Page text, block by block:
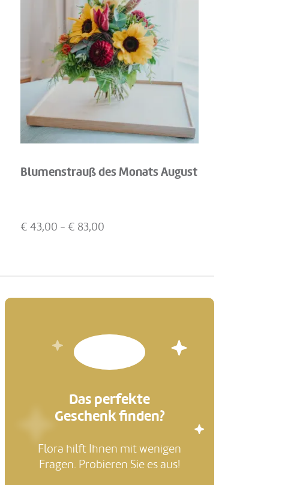
Blumenstrauß des Monats August
€ 43,00 - € 83,00
Das perfekte
Geschenk finden?
Flora hilft Ihnen mit wenigen
Fragen. Probieren Sie es aus!